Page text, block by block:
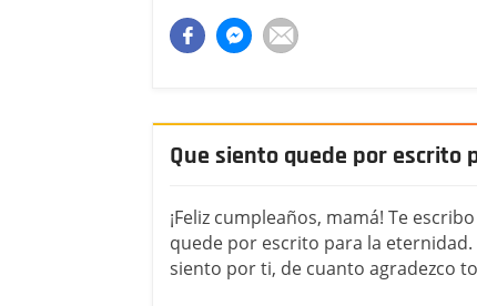
Que siento quede por escrito
¡Feliz cumpleaños, mamá! Te
quede por escrito para la
siento por ti, de cuanto agradezco